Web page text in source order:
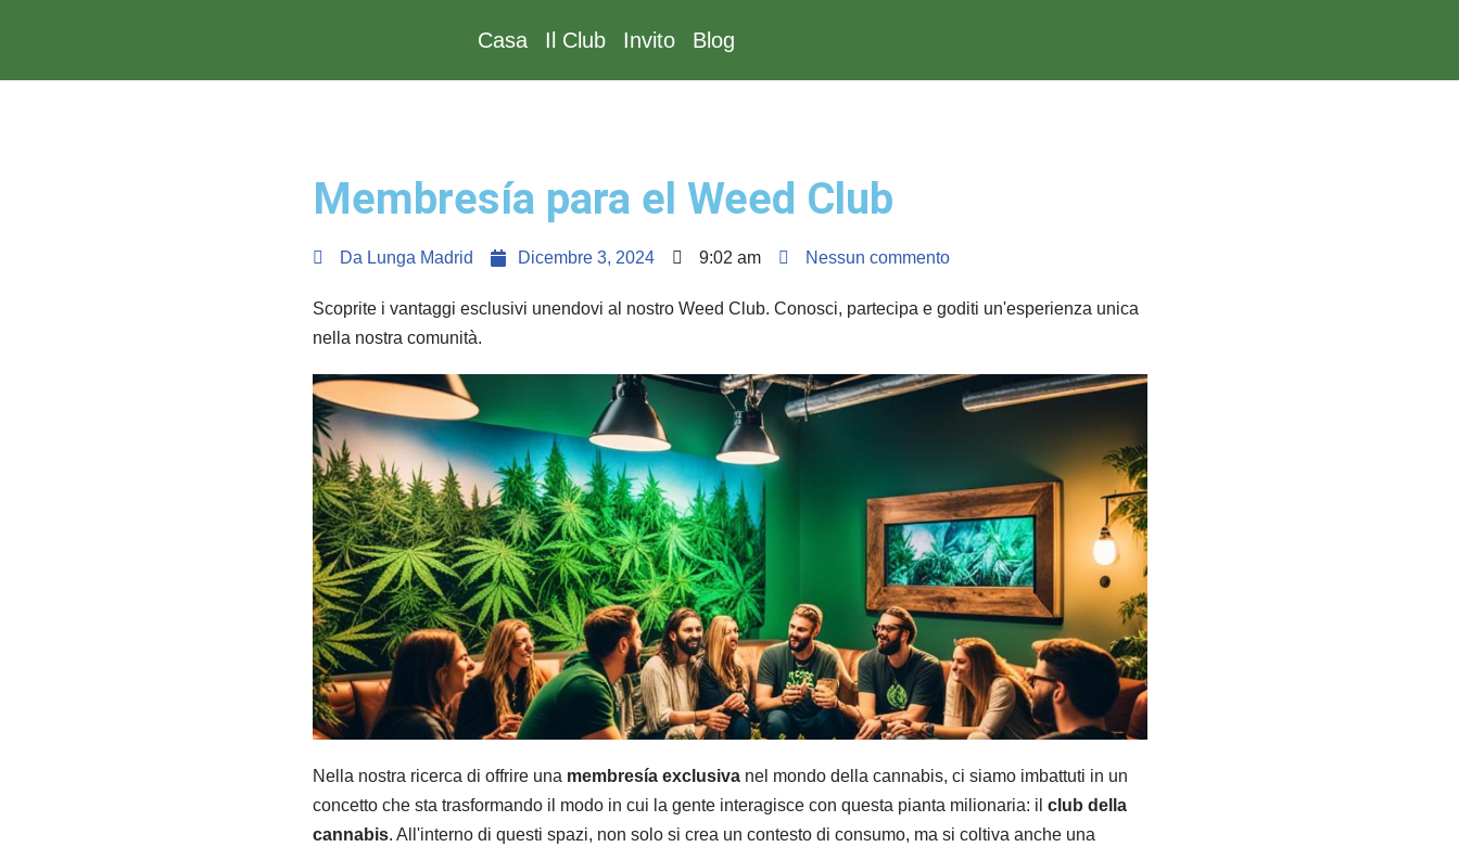
Casa Il Club Invito Blog
Membresía para el Weed Club
Da Lunga Madrid Dicembre 3, 2024 9:02 am Nessun commento
Scoprite i vantaggi esclusivi unendovi al nostro Weed Club. Conosci, partecipa e goditi un'esperienza unica
nella nostra comunità.
Nella nostra ricerca di offrire una membresía exclusivanel mondo della cannabis, ci siamo imbattuti in un
concetto che sta trasformando il modo in cui la gente interagisce con questa pianta milionaria: il club della
cannabis. All'interno di questi spazi, non solo si crea un contesto di consumo, ma si coltiva anche una